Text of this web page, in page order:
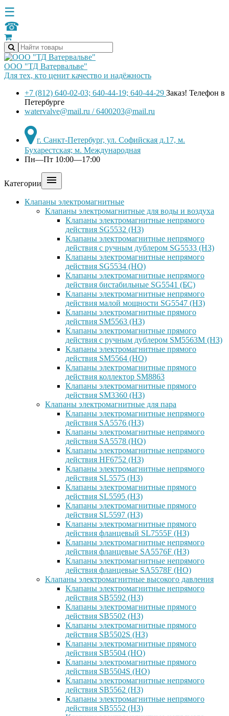
☰
☎
ООО "ТД Ватервальве"
Для тех, кто ценит качество и надёжность
+7 (812) 640-02-03; 640-44-19; 640-44-29 Заказ! Телефон в
Петербурге
watervalve@mail.ru / 6400203@mail.ru
г. Санкт-Петербург, ул. Софийская д.17, м.
Бухарестская; м. Международная
Пн—Пт 10:00—17:00
Категории 
Клапаны электромагнитные
Клапаны электромагнитные для воды и воздуха
Клапаны электромагнитные непрямого
действия SG5532 (НЗ)
Клапаны электромагнитные непрямого
действия с ручным дублером SG5533 (НЗ)
Клапаны электромагнитные непрямого
действия SG5534 (НО)
Клапаны электромагнитные непрямого
действия бистабильные SG5541 (БС)
Клапаны электромагнитные непрямого
действия малой мощности SG5547 (НЗ)
Клапаны электромагнитные прямого
действия SM5563 (НЗ)
Клапаны электромагнитные прямого
действия с ручным дублером SM5563M (НЗ)
Клапаны электромагнитные прямого
действия SM5564 (НО)
Клапаны электромагнитные прямого
дейcтвия коллектор SM8863
Клапаны электромагнитные прямого
действия SM3360 (НЗ)
Клапаны электромагнитные для пара
Клапаны электромагнитные непрямого
действия SA5576 (НЗ)
Клапаны электромагнитные непрямого
действия SA5578 (НО)
Клапаны электромагнитные непрямого
действия HF6752 (НЗ)
Клапаны электромагнитные непрямого
действия SL5575 (НЗ)
Клапаны электромагнитные прямого
действия SL5595 (НЗ)
Клапаны электромагнитные прямого
действия SL5597 (НЗ)
Клапаны электромагнитные прямого
действия фланцевый SL7555F (НЗ)
Клапаны электромагнитные непрямого
действия фланцевые SA5576F (НЗ)
Клапаны электромагнитные непрямого
действия фланцевые SA5578F (НО)
Клапаны электромагнитные высокого давления
Клапаны электромагнитные непрямого
действия SB5592 (НЗ)
Клапаны электромагнитные прямого
действия SB5502 (НЗ)
Клапаны электромагнитные прямого
действия SB5502S (НЗ)
Клапаны электромагнитные прямого
действия SB5504 (НО)
Клапаны электромагнитные прямого
действия SB5504S (НО)
Клапаны электромагнитные непрямого
действия SB5562 (НЗ)
Клапаны электромагнитные непрямого
действия SB5552 (НЗ)